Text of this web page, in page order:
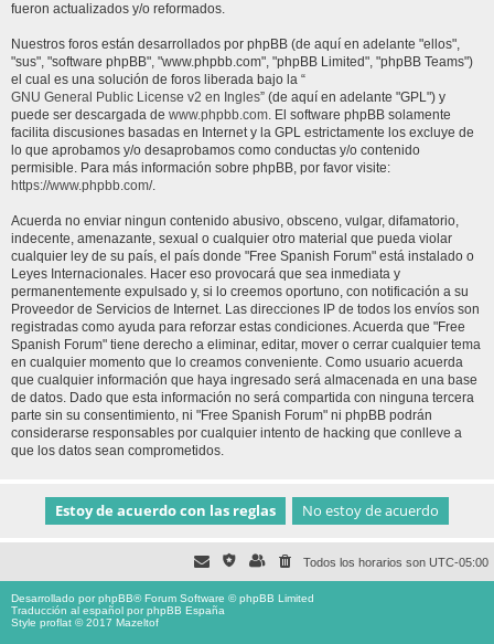
fueron actualizados y/o reformados.
Nuestros foros están desarrollados por phpBB (de aquí en adelante "ellos",
"sus", "software phpBB", "www.phpbb.com", "phpBB Limited", "phpBB Teams")
el cual es una solución de foros liberada bajo la “
GNU General Public License v2 en Ingles” (de aquí en adelante "GPL") y
puede ser descargada de www.phpbb.com. El software phpBB solamente
facilita discusiones basadas en Internet y la GPL estrictamente los excluye de
lo que aprobamos y/o desaprobamos como conductas y/o contenido
permisible. Para más información sobre phpBB, por favor visite:
https://www.phpbb.com/.
Acuerda no enviar ningun contenido abusivo, obsceno, vulgar, difamatorio,
indecente, amenazante, sexual o cualquier otro material que pueda violar
cualquier ley de su país, el país donde "Free Spanish Forum" está instalado o
Leyes Internacionales. Hacer eso provocará que sea inmediata y
permanentemente expulsado y, si lo creemos oportuno, con notificación a su
Proveedor de Servicios de Internet. Las direcciones IP de todos los envíos son
registradas como ayuda para reforzar estas condiciones. Acuerda que "Free
Spanish Forum" tiene derecho a eliminar, editar, mover o cerrar cualquier tema
en cualquier momento que lo creamos conveniente. Como usuario acuerda
que cualquier información que haya ingresado será almacenada en una base
de datos. Dado que esta información no será compartida con ninguna tercera
parte sin su consentimiento, ni "Free Spanish Forum" ni phpBB podrán
considerarse responsables por cualquier intento de hacking que conlleve a
que los datos sean comprometidos.
Todos los horarios son UTC-05:00
Desarrollado porphpBB® Forum Software © phpBB Limited
Traducción al español porphpBB España
Style proflat © 2017 Mazeltof